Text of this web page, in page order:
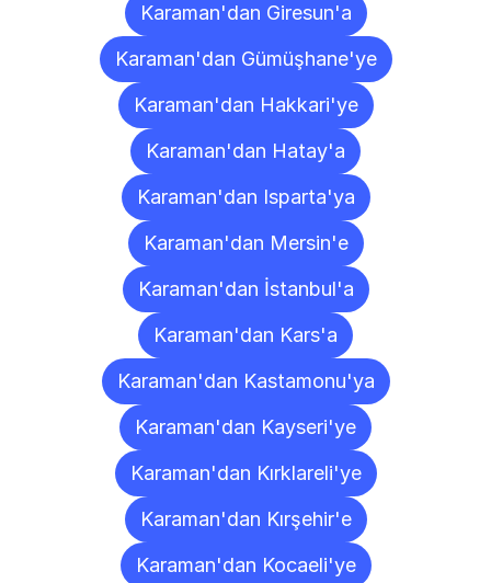
Karaman'dan Giresun'a
Karaman'dan Gümüşhane'ye
Karaman'dan Hakkari'ye
Karaman'dan Hatay'a
Karaman'dan Isparta'ya
Karaman'dan Mersin'e
Karaman'dan İstanbul'a
Karaman'dan Kars'a
Karaman'dan Kastamonu'ya
Karaman'dan Kayseri'ye
Karaman'dan Kırklareli'ye
Karaman'dan Kırşehir'e
Karaman'dan Kocaeli'ye